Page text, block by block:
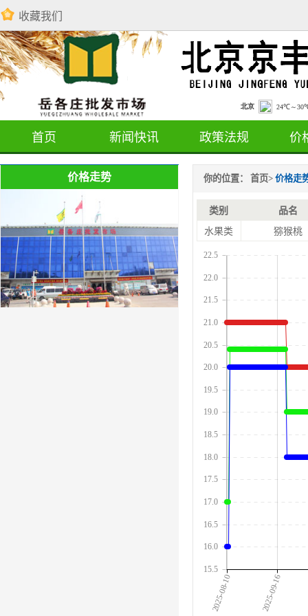
收藏我们
首页 新闻快讯 政策法规 价
价格走势 你的位置： 首页> 价格走
类别
品名
水果类
猕猴桃
2025-08-10 2025-09-16
15.5
16.0
16.5
17.0
17.5
18.0
18.5
19.0
19.5
20.0
20.5
21.0
21.5
22.0
22.5